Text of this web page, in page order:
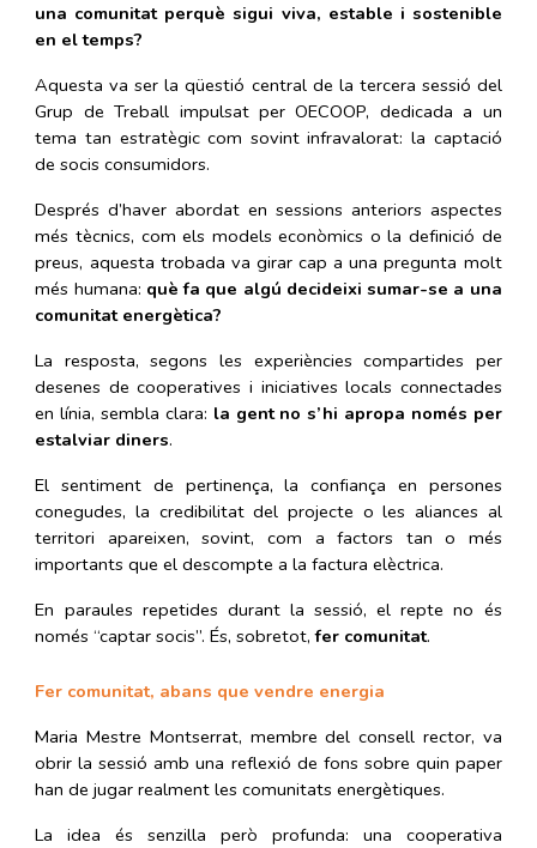
una comunitat perquè sigui viva, estable i sostenible
en el temps?
Aquesta va ser la qüestió central de la tercera sessió del
Grup de Treball impulsat per OECOOP, dedicada a un
tema tan estratègic com sovint infravalorat: la captació
de socis consumidors.
Després d’haver abordat en sessions anteriors aspectes
més tècnics, com els models econòmics o la definició de
preus, aquesta trobada va girar cap a una pregunta molt
més humana: què fa que algú decideixi sumar-se a una
comunitat energètica?
La resposta, segons les experiències compartides per
desenes de cooperatives i iniciatives locals connectades
en línia, sembla clara: la gent no s’hi apropa només per
estalviar diners.
El sentiment de pertinença, la confiança en persones
conegudes, la credibilitat del projecte o les aliances al
territori apareixen, sovint, com a factors tan o més
importants que el descompte a la factura elèctrica.
En paraules repetides durant la sessió, el repte no és
només “captar socis”. És, sobretot,fer comunitat.
Fer comunitat, abans que vendre energia
Maria Mestre Montserrat, membre del consell rector, va
obrir la sessió amb una reflexió de fons sobre quin paper
han de jugar realment les comunitats energètiques.
La idea és senzilla però profunda: una cooperativa